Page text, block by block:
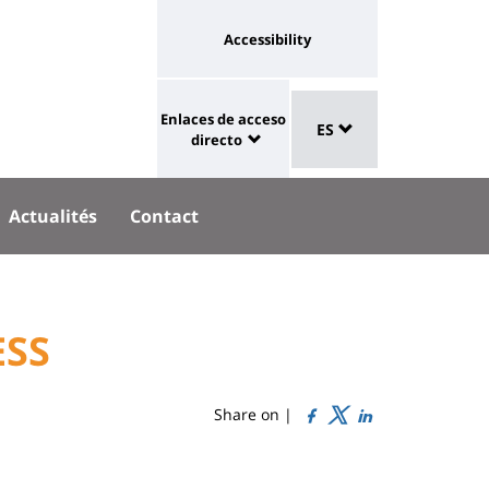
Université
lien
vers
page
accessibilité
Accessibility
University
:
links
Enlaces de acceso
directo
Sélecteur
de
langue
ES
Actualités Contact
Share on |